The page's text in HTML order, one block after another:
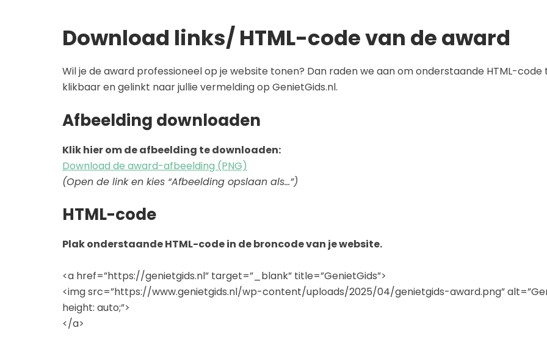
Download links/ HTML-code van de award
Wil je de award professioneel op je website tonen? Dan raden we aan om onderstaande HTML-
klikbaar en gelinkt naar jullie vermelding op GenietGids.nl.
Afbeelding downloaden
Klik hier om de afbeelding te downloaden:
Download de award-afbeelding (PNG)
(Open de link en kies “Afbeelding opslaan als…”)
HTML-code
Plak onderstaande HTML-code in de broncode van je website.
<a href=”https://genietgids.nl” target=”_blank” title=”GenietGids”>
<img src=”https://www.genietgids.nl/wp-content/uploads/2025/04/genietgids-award.png”
height: auto;”>
</a>